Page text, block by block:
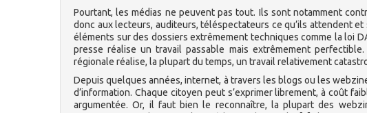
Pourtant, les médias ne peuvent pas tout. Ils sont notamment
donc aux lecteurs, auditeurs, téléspectateurs ce qu’ils attendent
éléments sur des dossiers extrêmement techniques comme la loi
presse réalise un travail passable mais extrêmement
régionale réalise, la plupart du temps, un travail relativement
Depuis quelques années, internet, à travers les blogs ou les
d’information. Chaque citoyen peut s’exprimer librement, à coût
argumentée. Or, il faut bien le reconnaître, la plupart des